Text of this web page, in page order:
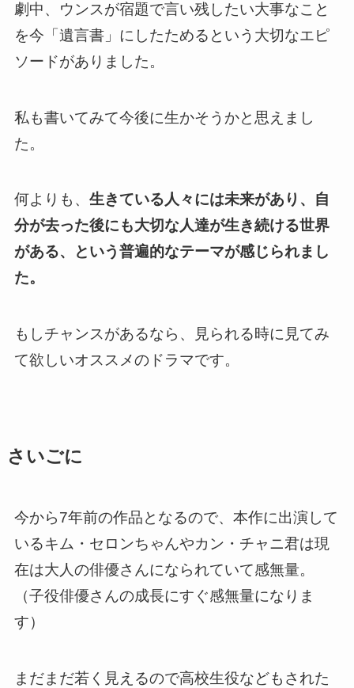
劇中、ウンスが宿題で言い残したい大事なこと
を今「遺言書」にしたためるという大切なエピ
ソードがありました。
私も書いてみて今後に生かそうかと思えまし
た。
何よりも、 生きている人々には未来があり、自
分が去った後にも大切な人達が生き続ける世界
がある、という普遍的なテーマが感じられまし
た。
もしチャンスがあるなら、見られる時に見てみ
て欲しいオススメのドラマです。
さいごに
今から7年前の作品となるので、本作に出演して
いるキム・セロンちゃんやカン・チャニ君は現
在は大人の俳優さんになられていて感無量。
（子役俳優さんの成長にすぐ感無量になりま
す）
まだまだ若く見えるので高校生役などもされた